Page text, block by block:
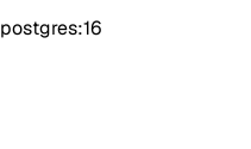
postgres:16